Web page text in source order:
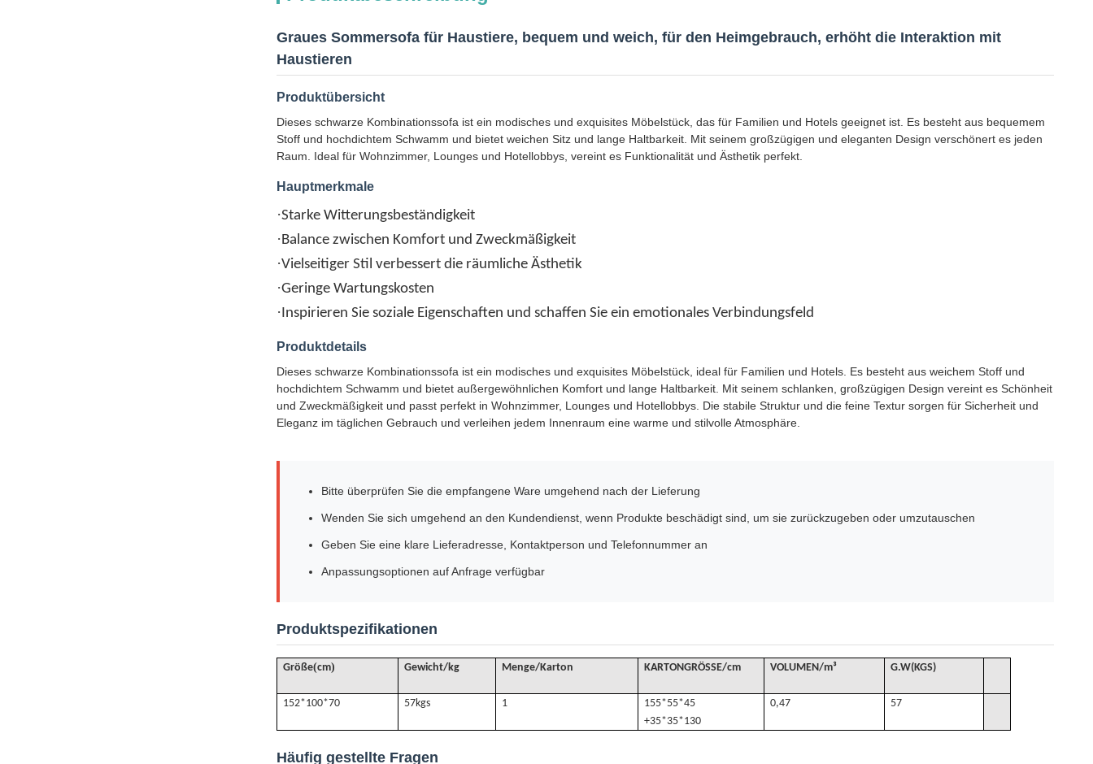
Graues Sommersofa für Haustiere, bequem und weich, für den Heimgebrauch, erhöht die Interaktion mit
Haustieren
Produktübersicht
Dieses schwarze Kombinationssofa ist ein modisches und exquisites Möbelstück, das für Familien und Hotels geeignet ist. Es besteht aus bequemem
Stoff und hochdichtem Schwamm und bietet weichen Sitz und lange Haltbarkeit. Mit seinem großzügigen und eleganten Design verschönert es jeden
Raum. Ideal für Wohnzimmer, Lounges und Hotellobbys, vereint es Funktionalität und Ästhetik perfekt.
Hauptmerkmale
·Starke Witterungsbeständigkeit
·Balance zwischen Komfort und Zweckmäßigkeit
·Vielseitiger Stil verbessert die räumliche Ästhetik
·Geringe Wartungskosten
·Inspirieren Sie soziale Eigenschaften und schaffen Sie ein emotionales Verbindungsfeld
Produktdetails
Dieses schwarze Kombinationssofa ist ein modisches und exquisites Möbelstück, ideal für Familien und Hotels. Es besteht aus weichem Stoff und
hochdichtem Schwamm und bietet außergewöhnlichen Komfort und lange Haltbarkeit. Mit seinem schlanken, großzügigen Design vereint es Schönheit
und Zweckmäßigkeit und passt perfekt in Wohnzimmer, Lounges und Hotellobbys. Die stabile Struktur und die feine Textur sorgen für Sicherheit und
Eleganz im täglichen Gebrauch und verleihen jedem Innenraum eine warme und stilvolle Atmosphäre.
Bitte überprüfen Sie die empfangene Ware umgehend nach der Lieferung
Wenden Sie sich umgehend an den Kundendienst, wenn Produkte beschädigt sind, um sie zurückzugeben oder umzutauschen
Geben Sie eine klare Lieferadresse, Kontaktperson und Telefonnummer an
Anpassungsoptionen auf Anfrage verfügbar
Produktspezifikationen
Größe(cm) Gewicht/kg Menge/Karton KARTONGRÖSSE/cm VOLUMEN/m³ G.W(KGS)
152*100*70 57kgs 1
155*55*45
+35*35*130
0,47 57
Häufig gestellte Fragen